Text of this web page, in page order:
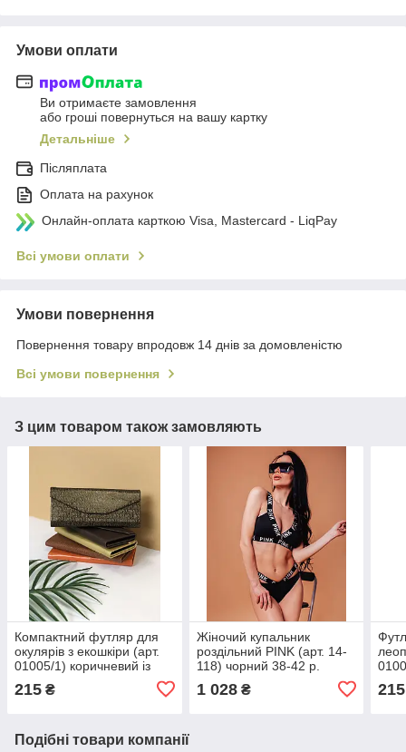
Умови оплати
Ви отримаєте замовлення
або гроші повернуться на вашу картку
Детальніше
Післяплата
Оплата на рахунок
Онлайн-оплата карткою Visa, Mastercard - LiqPay
Всі умови оплати
Умови повернення
Повернення товару впродовж 14 днів за домовленістю
Всі умови повернення
З цим товаром також замовляють
Компактний футляр для
окулярів з екошкіри (арт.
01005/1) коричневий із
215 ₴
Жіночий купальник
роздільний PINK (арт. 14-
118) чорний 38-42 р.
1 028₴ 215
Подібні товари компанії